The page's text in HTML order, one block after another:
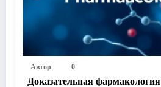
Автор 0
Доказательная фармакология